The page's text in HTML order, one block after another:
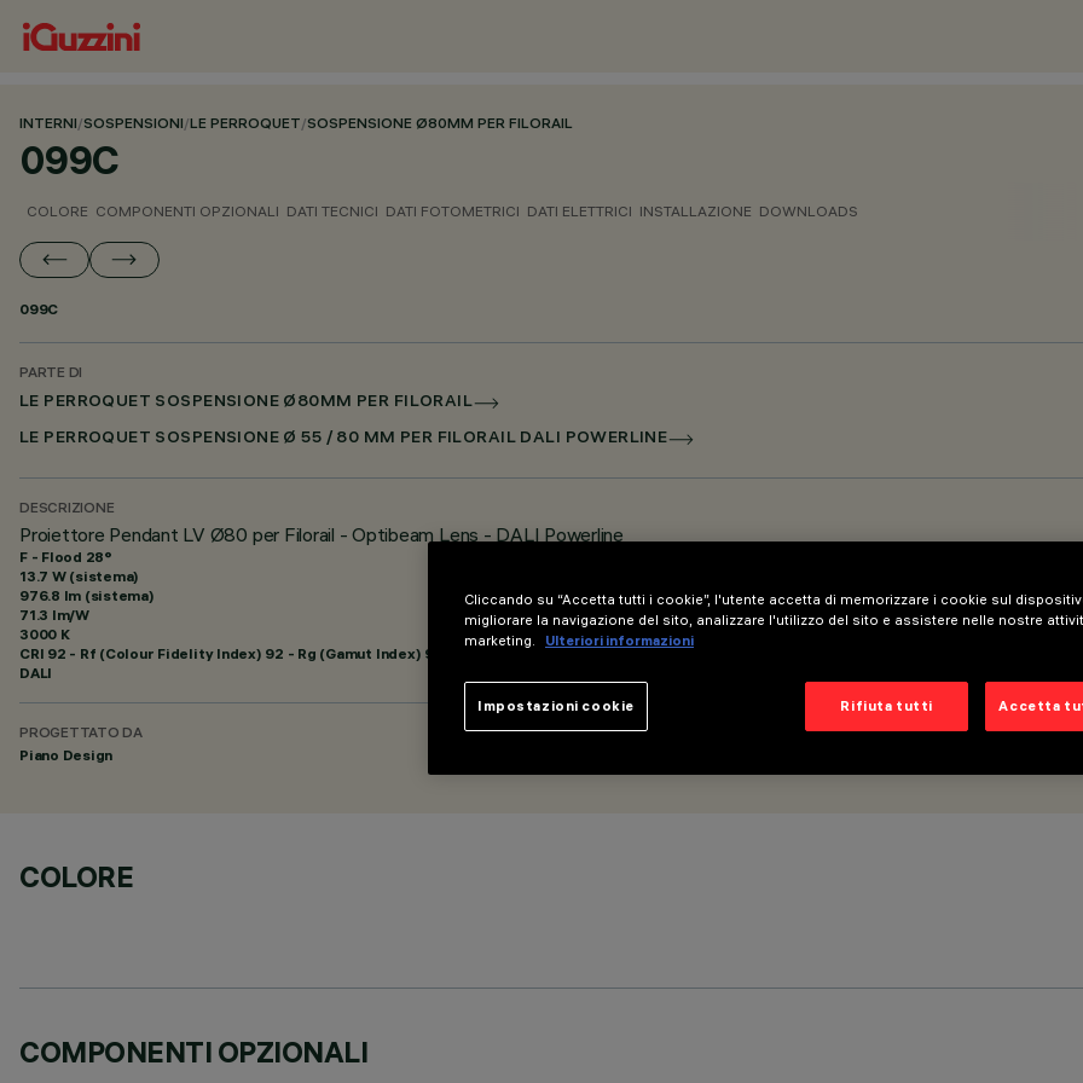
INTERNI/SOSPENSIONI/LE PERROQUET/SOSPENSIONE Ø80MM PER FILORAIL
099C
COLORE COMPONENTI OPZIONALI DATI TECNICI DATI FOTOMETRICI DATI ELETTRICI INSTALLAZIONE DOWNLOADS
099C
PARTE DI
LE PERROQUET SOSPENSIONE Ø80MM PER FILORAIL
LE PERROQUET SOSPENSIONE Ø 55 / 80 MM PER FILORAIL DALI POWERLINE
DESCRIZIONE
Proiettore Pendant LV Ø80 per Filorail - Optibeam Lens - DALI Powerline
F - Flood 28°
13.7 W (sistema)
976.8 lm (sistema)
71.3 lm/W
3000 K
CRI 92 - Rf (Colour Fidelity Index) 92 - Rg (Gamut Index) 99
DALI
PROGETTATO DA
Piano Design
COLORE
COMPONENTI OPZIONALI
Cliccando su “Accetta tutti i cookie”, l'utente accetta di memorizzare i cookie sul
migliorare la navigazione del sito, analizzare l'utilizzo del sito e assistere nelle nostre
marketing.
Ulteriori informazioni
Rifiuta tutti Accetta
Impostazioni cookie